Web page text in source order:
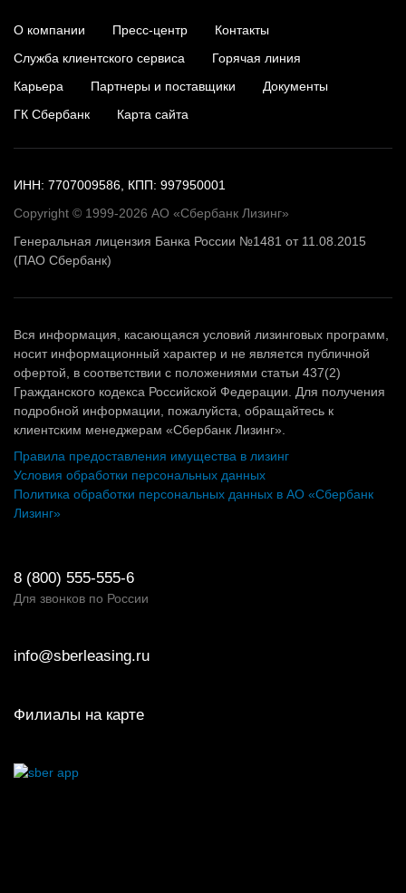
О компании Пресс-центр
Контакты
Служба клиентского сервиса
Горячая линия
Карьера
Партнеры и поставщики
Документы
ГК Сбербанк
Карта сайта
ИНН: 7707009586, КПП: 997950001
Copyright © 1999-2026 АО «Сбербанк Лизинг»
Генеральная лицензия Банка России №1481 от 11.08.2015
(ПАО Сбербанк)
Вся информация, касающаяся условий лизинговых программ,
носит информационный характер и не является публичной
офертой, в соответствии с положениями статьи 437(2)
Гражданского кодекса Российской Федерации. Для получения
подробной информации, пожалуйста, обращайтесь к
клиентским менеджерам «Сбербанк Лизинг».
Правила предоставления имущества в лизинг
Условия обработки персональных данных
Политика обработки персональных данных в АО «Сбербанк
Лизинг»
8 (800) 555-555-6
Для звонков по России
info@sberleasing.ru
Филиалы на карте